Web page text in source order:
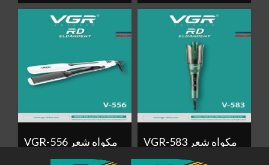
VGR-556 مكواه شعر VGR-583 مكواه شعر